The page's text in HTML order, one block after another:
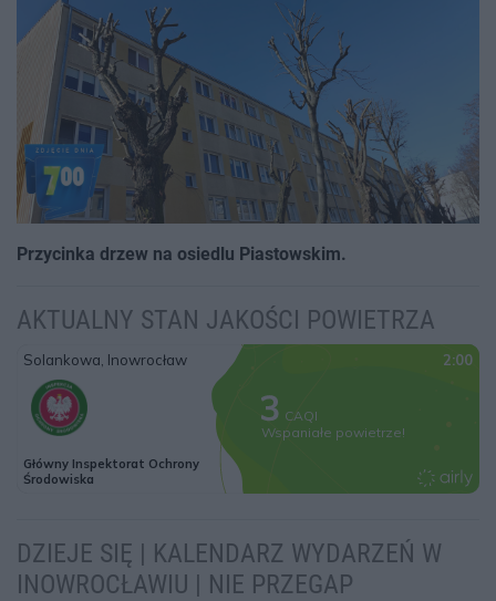
Przycinka drzew na osiedlu Piastowskim.
AKTUALNY STAN JAKOŚCI POWIETRZA
DZIEJE SIĘ | KALENDARZ WYDARZEŃ W
INOWROCŁAWIU | NIE PRZEGAP